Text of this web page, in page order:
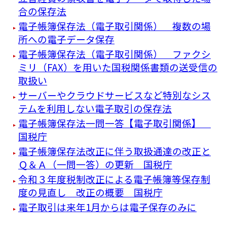
合の保存法
電子帳簿保存法（電子取引関係） 複数の場
所への電子データ保存
電子帳簿保存法（電子取引関係） ファクシ
ミリ（FAX）を用いた国税関係書類の送受信の
取扱い
サーバーやクラウドサービスなど特別なシス
テムを利用しない電子取引の保存法
電子帳簿保存法一問一答【電子取引関係】
国税庁
電子帳簿保存法改正に伴う取扱通達の改正と
Ｑ＆Ａ（一問一答）の更新 国税庁
令和３年度税制改正による電子帳簿等保存制
度の見直し 改正の概要 国税庁
電子取引は来年1月からは電子保存のみに